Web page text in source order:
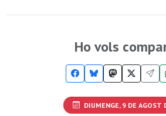
Ho vols
DIUMENGE, 9 DE AGOST